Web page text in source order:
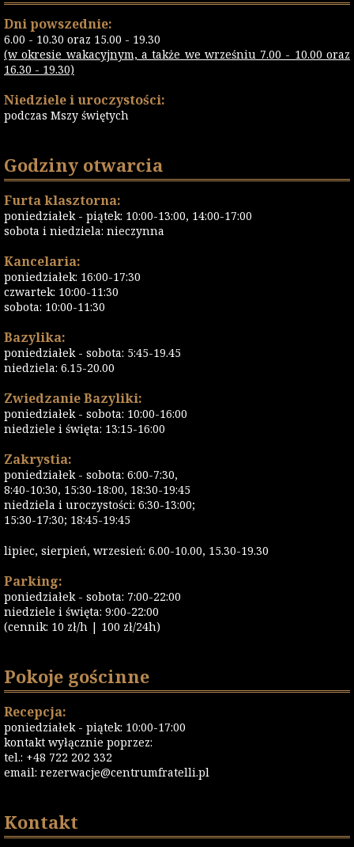
Dni powszednie:
6.00 - 10.30 oraz 15.00 - 19.30
(w okresie wakacyjnym, a także we wrześniu 7.00 - 10.00 oraz
16.30 - 19.30)
Niedziele i uroczystości:
podczas Mszy świętych
Godziny otwarcia
Furta klasztorna:
poniedziałek - piątek: 10:00-13:00, 14:00-17:00
sobota i niedziela: nieczynna
Kancelaria:
poniedziałek: 16:00-17:30
czwartek: 10:00-11:30
sobota: 10:00-11:30
Bazylika:
poniedziałek - sobota: 5:45-19.45
niedziela: 6.15-20.00
Zwiedzanie Bazyliki:
poniedziałek - sobota: 10:00-16:00
niedziele i święta: 13:15-16:00
Zakrystia:
poniedziałek - sobota: 6:00-7:30,
8:40-10:30, 15:30-18:00, 18:30-19:45
niedziela i uroczystości: 6:30-13:00;
15:30-17:30; 18:45-19:45
lipiec, sierpień, wrzesień: 6.00-10.00, 15.30-19.30
Parking:
poniedziałek - sobota: 7:00-22:00
niedziele i święta: 9:00-22:00
(cennik: 10 zł/h | 100 zł/24h)
Pokoje gościnne
Recepcja:
poniedziałek - piątek: 10:00-17:00
kontakt wyłącznie poprzez:
tel.: +48 722 202 332
email: rezerwacje@centrumfratelli.pl
Kontakt